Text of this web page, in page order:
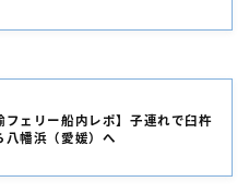
フェリー船内レポ】子連れで臼杵
八幡浜（愛媛）へ